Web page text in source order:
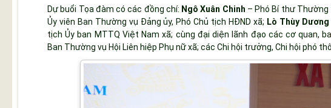
Dự buổi Tọa đàm có các đồng chí: Ngô Xuân Chinh – Phó Bí thư
Ủy viên Ban Thường vụ Đảng ủy, Phó Chủ tịch HĐND xã; Lò Thùy Dương
tịch Ủy ban MTTQ Việt Nam xã; cùng đại diện lãnh đạo các cơ quan,
Ban Thường vụ Hội Liên hiệp Phụ nữ xã; các Chi hội trưởng, Chi hội phó